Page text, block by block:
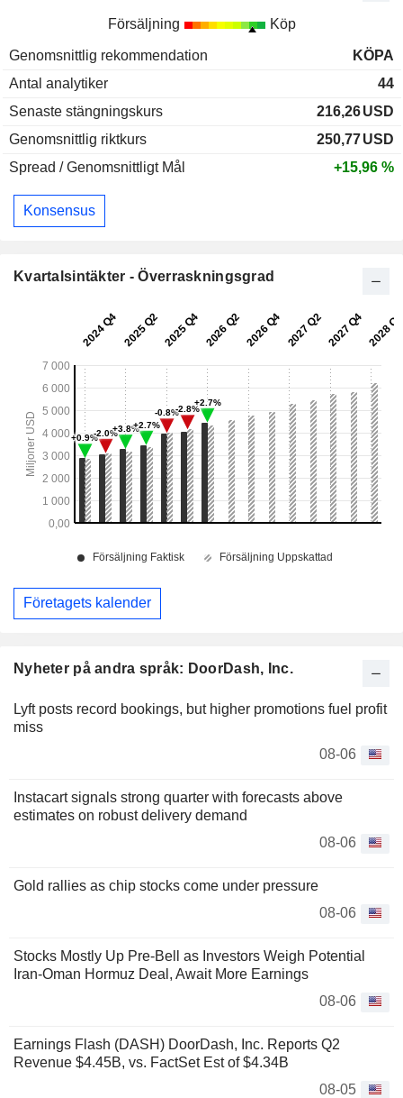
Nyheter på andra språk: DoorDash, Inc.
Lyft posts record bookings, but higher promotions fuel profit
miss
08-06
Instacart signals strong quarter with forecasts above
estimates on robust delivery demand
08-06
Gold rallies as chip stocks come under pressure
08-06
Stocks Mostly Up Pre-Bell as Investors Weigh Potential
Iran-Oman Hormuz Deal, Await More Earnings
08-06
Earnings Flash (DASH) DoorDash, Inc. Reports Q2
Revenue $4.45B, vs. FactSet Est of $4.34B
08-05
Försäljning Köp
Genomsnittlig rekommendation
KÖPA
Antal analytiker
44
Senaste stängningskurs
216,26USD
Genomsnittlig riktkurs
250,77USD
Spread / Genomsnittligt Mål
+15,96 %
Konsensus
Kvartalsintäkter - Överraskningsgrad
Företagets kalender